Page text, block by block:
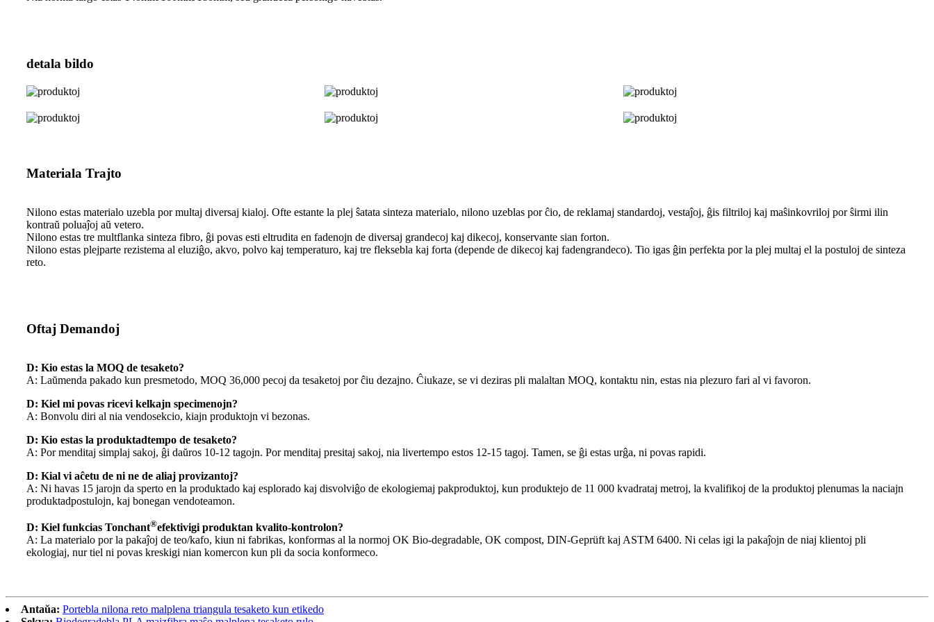
detala bildo
Materiala Trajto
Nilono estas materialo uzebla por multaj diversaj kialoj. Ofte estante la plej ŝatata sinteza materialo, nilono uzeblas por ĉio, de reklamaj standardoj, vestaĵoj, ĝis filtriloj kaj maŝinkovriloj por ŝirmi ilin
kontraŭ poluaĵoj aŭ vetero.
Nilono estas tre multflanka sinteza fibro, ĝi povas esti eltrudita en fadenojn de diversaj grandecoj kaj dikecoj, konservante sian forton.
Nilono estas plejparte rezistema al eluziĝo, akvo, polvo kaj temperaturo, kaj tre fleksebla kaj forta (depende de dikecoj kaj fadengrandeco). Tio igas ĝin perfekta por la plej multaj el la postuloj de sinteza
reto.
Oftaj Demandoj
D: Kio estas la MOQ de tesaketo?
A: Laŭmenda pakado kun presmetodo, MOQ 36,000 pecoj da tesaketoj por ĉiu dezajno. Ĉiukaze, se vi deziras pli malaltan MOQ, kontaktu nin, estas nia plezuro fari al vi favoron.
D: Kiel mi povas ricevi kelkajn specimenojn?
A: Bonvolu diri al nia vendosekcio, kiajn produktojn vi bezonas.
D: Kio estas la produktadtempo de tesaketo?
A: Por menditaj simplaj sakoj, ĝi daŭros 10-12 tagojn. Por menditaj presitaj sakoj, nia livertempo estos 12-15 tagoj. Tamen, se ĝi estas urĝa, ni povas rapidi.
D: Kial vi aĉetu de ni ne de aliaj provizantoj?
A: Ni havas 15 jarojn da sperto en la produktado kaj esplorado kaj disvolviĝo de ekologiemaj pakproduktoj, kun produktejo de 11 000 kvadrataj metroj, la kvalifikoj de la produktoj plenumas la naciajn
produktadpostulojn, kaj bonegan vendoteamon.
D: Kiel funkcias Tonchant®efektivigi produktan kvalito-kontrolon?
A: La materialo por la pakaĵoj de teo/kafo, kiun ni fabrikas, konformas al la normoj OK Bio-degradable, OK compost, DIN-Geprüft kaj ASTM 6400. Ni celas igi la pakaĵojn de niaj klientoj pli
ekologiaj, nur tiel ni povas kreskigi nian komercon kun pli da socia konformeco.
Antaŭa: Portebla nilona reto malplena triangula tesaketo kun etikedo